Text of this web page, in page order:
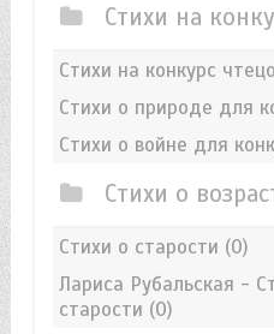
Стихи на
Стихи на конкурс
Стихи о природе для
Стихи о войне для
Стихи о
Стихи о старости (0)
Лариса Рубальская -
старости (0)